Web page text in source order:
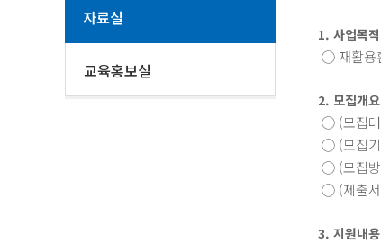
자료실
교육홍보실
1. 사업목적
◯ 재활용
2. 모집개요
◯ (모집대
◯ (모집기
◯ (모집방
◯ (제출서
3. 지원내용